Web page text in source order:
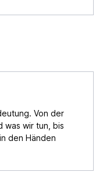
Von der
was wir tun, bis
den Händen